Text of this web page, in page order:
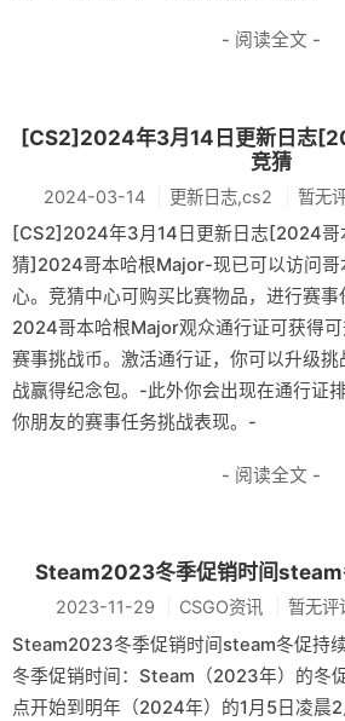
- 阅读全文 -
[CS2]2024年3月14日更新日志
竞猜
2024-03-14 更新日志,cs2 暂无
[CS2]2024年3月14日更新日志[2024哥
猜]2024哥本哈根Major-现已可以访问哥
心。竞猜中心可购买比赛物品，进行赛
2024哥本哈根Major观众通行证可获得
赛事挑战币。激活通行证，你可以升级
战赢得纪念包。-此外你会出现在通行证
你朋友的赛事任务挑战表现。-
- 阅读全文 -
Steam2023冬季促销时间steam
2023-11-29 CSGO资讯 暂无评
Steam2023冬季促销时间steam冬促持
冬季促销时间：Steam（2023年）的冬
点开始到明年（2024年）的1月5日凌晨